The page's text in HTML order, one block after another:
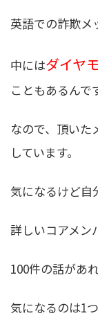
英語での詐欺メ
中にはダイヤ
こともあるんで
なので、頂いた
しています。
気になるけど自
詳しいコアメン
100件の話があれ
気になるのは1